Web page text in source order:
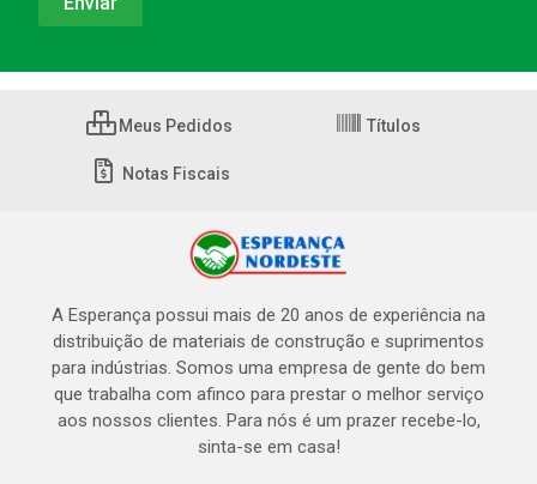
Meus Pedidos Títulos
Notas Fiscais
A Esperança possui mais de 20 anos de experiência na
distribuição de materiais de construção e suprimentos
para indústrias. Somos uma empresa de gente do bem
que trabalha com afinco para prestar o melhor serviço
aos nossos clientes. Para nós é um prazer recebe-lo,
sinta-se em casa!